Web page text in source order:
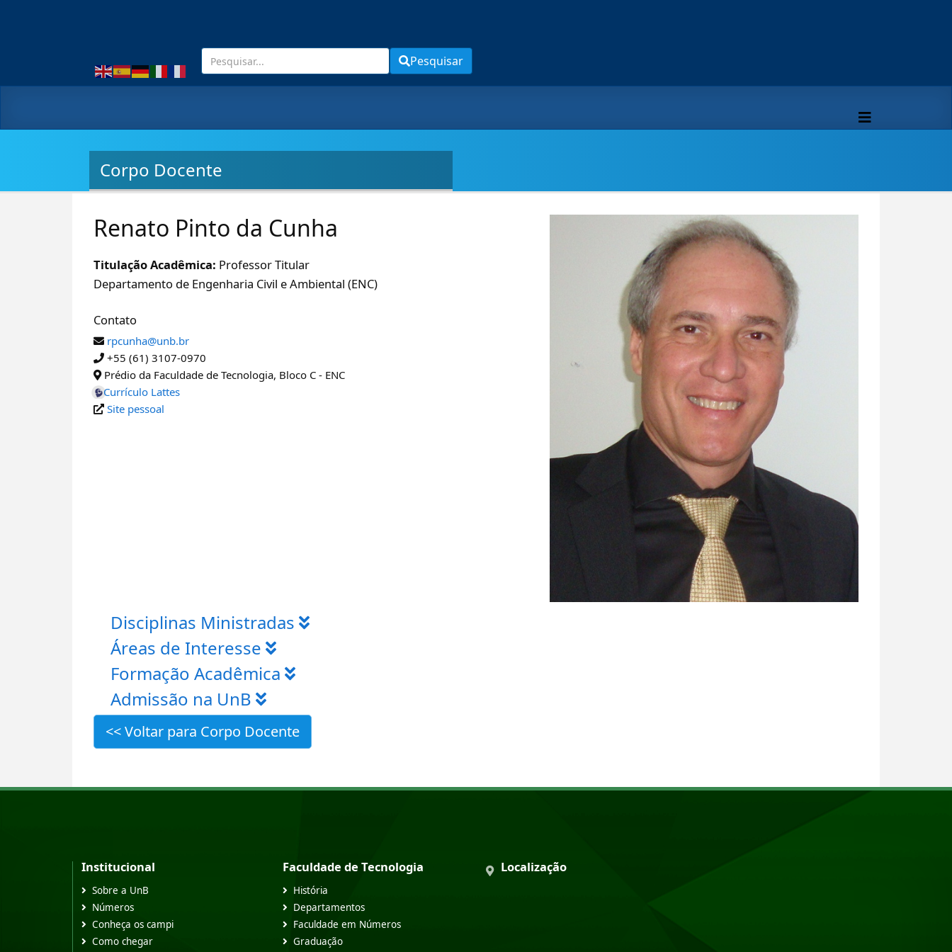
Pesquisar
Corpo Docente
Renato Pinto da Cunha
Titulação Acadêmica: Professor Titular
Departamento de Engenharia Civil e Ambiental (ENC)
Contato
rpcunha@unb.br
+55 (61) 3107-0970
Prédio da Faculdade de Tecnologia, Bloco C - ENC
Currículo Lattes
Site pessoal
Disciplinas Ministradas
Áreas de Interesse
Formação Acadêmica
Admissão na UnB
<< Voltar para Corpo Docente
Institucional
Sobre a UnB
Números
Conheça os campi
Como chegar
Faculdade de Tecnologia
História
Departamentos
Faculdade em Números
Graduação
Localização